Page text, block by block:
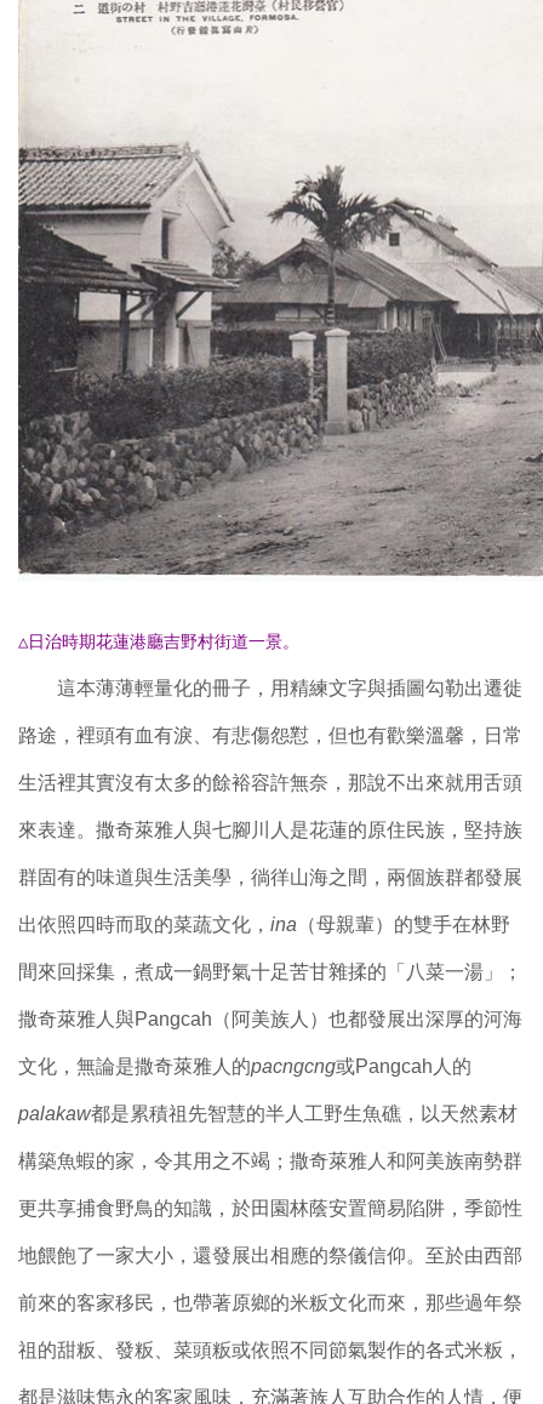
△日治時期花蓮港廳吉野村街道一景。
這本薄薄輕量化的冊子，用精練文字與插圖勾勒出遷徙
路途，裡頭有血有淚、有悲傷怨懟，但也有歡樂溫馨，日常
生活裡其實沒有太多的餘裕容許無奈，那說不出來就用舌頭
來表達。撒奇萊雅人與七腳川人是花蓮的原住民族，堅持族
群固有的味道與生活美學，徜徉山海之間，兩個族群都發展
出依照四時而取的菜蔬文化， ina （母親輩）的雙手在林野
間來回採集，煮成一鍋野氣十足苦甘雜揉的「八菜一湯」；
撒奇萊雅人與Pangcah（阿美族人）也都發展出深厚的河海
文化，無論是撒奇萊雅人的pacngcng或Pangcah人的
palakaw都是累積祖先智慧的半人工野生魚礁，以天然素材
構築魚蝦的家，令其用之不竭；撒奇萊雅人和阿美族南勢群
更共享捕食野鳥的知識，於田園林蔭安置簡易陷阱，季節性
地餵飽了一家大小，還發展出相應的祭儀信仰。至於由西部
前來的客家移民，也帶著原鄉的米粄文化而來，那些過年祭
祖的甜粄、發粄、菜頭粄或依照不同節氣製作的各式米粄，
都是滋味雋永的客家風味，充滿著族人互助合作的人情，便